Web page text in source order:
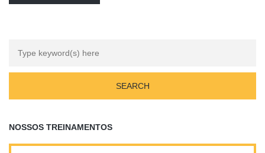
NOSSOS TREINAMENTOS